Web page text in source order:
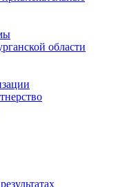
области